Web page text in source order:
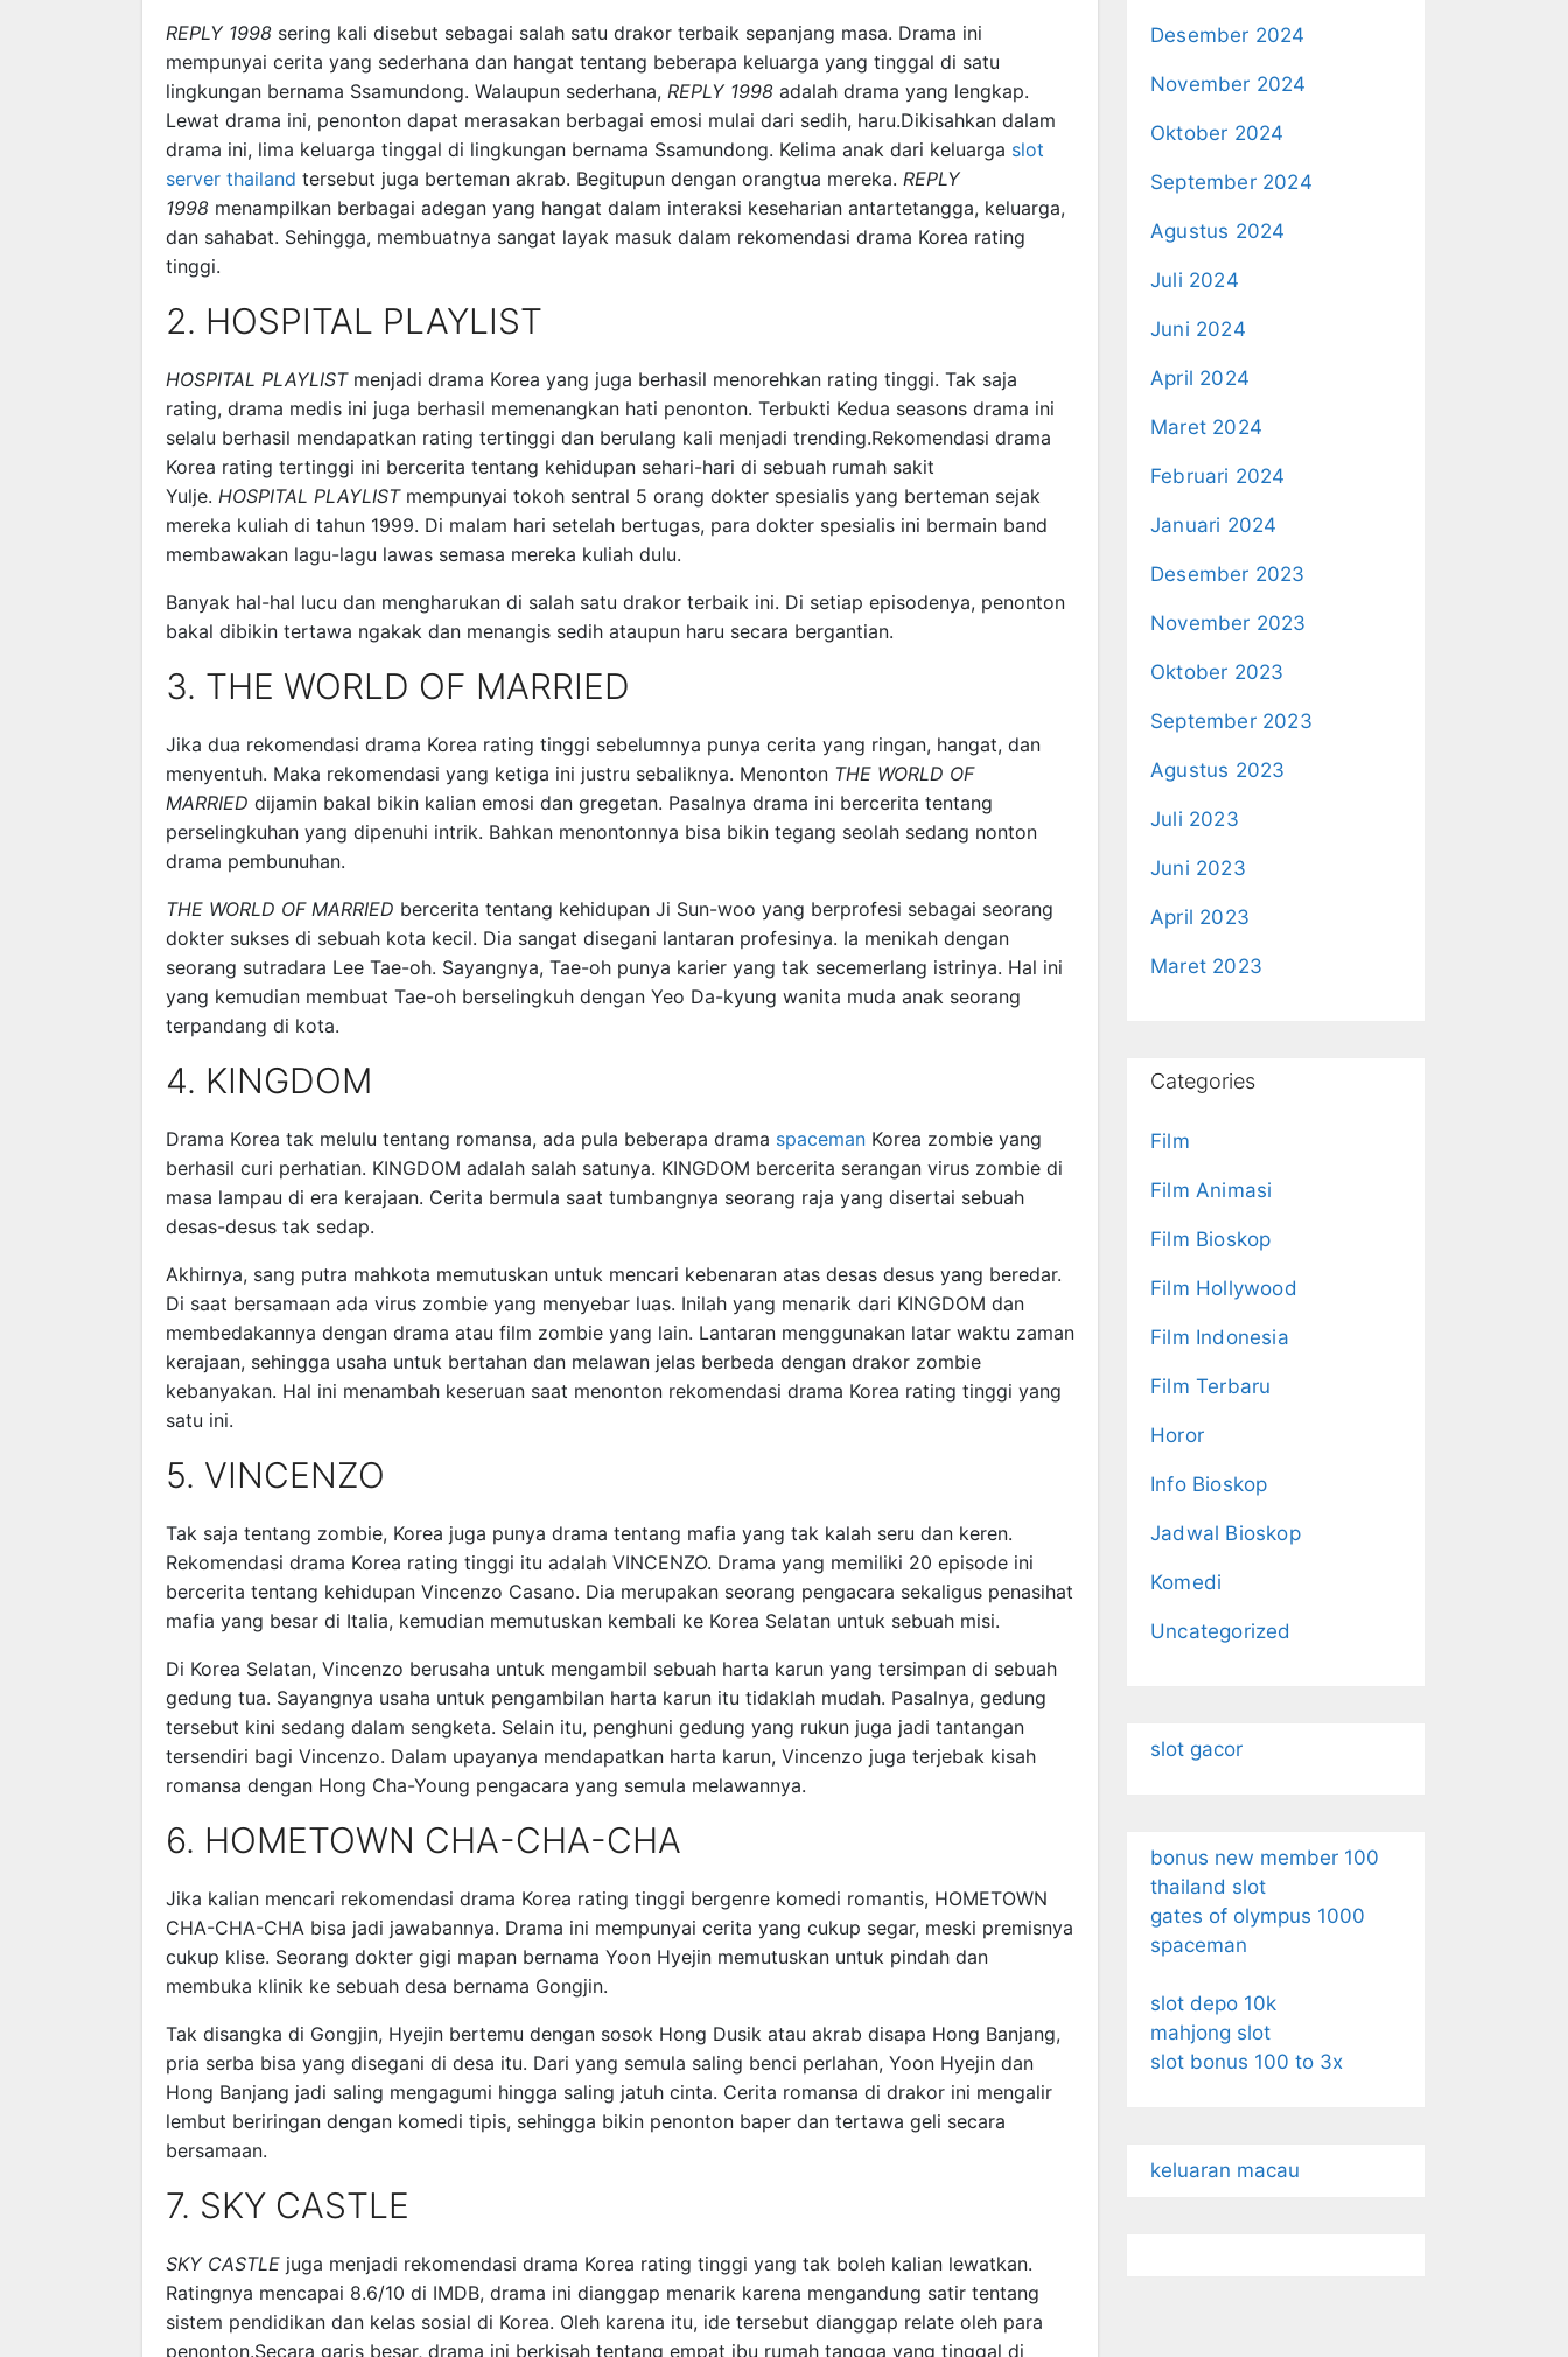
REPLY 1998 sering kali disebut sebagai salah satu drakor terbaik sepanjang masa. Drama ini
mempunyai cerita yang sederhana dan hangat tentang beberapa keluarga yang tinggal di satu
lingkungan bernama Ssamundong. Walaupun sederhana, REPLY 1998 adalah drama yang lengkap.
Lewat drama ini, penonton dapat merasakan berbagai emosi mulai dari sedih, haru.Dikisahkan dalam
drama ini, lima keluarga tinggal di lingkungan bernama Ssamundong. Kelima anak dari keluarga slot
server thailand tersebut juga berteman akrab. Begitupun dengan orangtua mereka. REPLY
1998 menampilkan berbagai adegan yang hangat dalam interaksi keseharian antartetangga, keluarga,
dan sahabat. Sehingga, membuatnya sangat layak masuk dalam rekomendasi drama Korea rating
tinggi.
2. HOSPITAL PLAYLIST
HOSPITAL PLAYLIST menjadi drama Korea yang juga berhasil menorehkan rating tinggi. Tak saja
rating, drama medis ini juga berhasil memenangkan hati penonton. Terbukti Kedua seasons drama ini
selalu berhasil mendapatkan rating tertinggi dan berulang kali menjadi trending.Rekomendasi drama
Korea rating tertinggi ini bercerita tentang kehidupan sehari-hari di sebuah rumah sakit
Yulje. HOSPITAL PLAYLIST mempunyai tokoh sentral 5 orang dokter spesialis yang berteman sejak
mereka kuliah di tahun 1999. Di malam hari setelah bertugas, para dokter spesialis ini bermain band
membawakan lagu-lagu lawas semasa mereka kuliah dulu.
Banyak hal-hal lucu dan mengharukan di salah satu drakor terbaik ini. Di setiap episodenya, penonton
bakal dibikin tertawa ngakak dan menangis sedih ataupun haru secara bergantian.
3. THE WORLD OF MARRIED
Jika dua rekomendasi drama Korea rating tinggi sebelumnya punya cerita yang ringan, hangat, dan
menyentuh. Maka rekomendasi yang ketiga ini justru sebaliknya. Menonton THE WORLD OF
MARRIED dijamin bakal bikin kalian emosi dan gregetan. Pasalnya drama ini bercerita tentang
perselingkuhan yang dipenuhi intrik. Bahkan menontonnya bisa bikin tegang seolah sedang nonton
drama pembunuhan.
THE WORLD OF MARRIED bercerita tentang kehidupan Ji Sun-woo yang berprofesi sebagai seorang
dokter sukses di sebuah kota kecil. Dia sangat disegani lantaran profesinya. Ia menikah dengan
seorang sutradara Lee Tae-oh. Sayangnya, Tae-oh punya karier yang tak secemerlang istrinya. Hal ini
yang kemudian membuat Tae-oh berselingkuh dengan Yeo Da-kyung wanita muda anak seorang
terpandang di kota.
4. KINGDOM
Drama Korea tak melulu tentang romansa, ada pula beberapa drama spaceman Korea zombie yang
berhasil curi perhatian. KINGDOM adalah salah satunya. KINGDOM bercerita serangan virus zombie di
masa lampau di era kerajaan. Cerita bermula saat tumbangnya seorang raja yang disertai sebuah
desas-desus tak sedap.
Akhirnya, sang putra mahkota memutuskan untuk mencari kebenaran atas desas desus yang beredar.
Di saat bersamaan ada virus zombie yang menyebar luas. Inilah yang menarik dari KINGDOM dan
membedakannya dengan drama atau film zombie yang lain. Lantaran menggunakan latar waktu zaman
kerajaan, sehingga usaha untuk bertahan dan melawan jelas berbeda dengan drakor zombie
kebanyakan. Hal ini menambah keseruan saat menonton rekomendasi drama Korea rating tinggi yang
satu ini.
5. VINCENZO
Tak saja tentang zombie, Korea juga punya drama tentang mafia yang tak kalah seru dan keren.
Rekomendasi drama Korea rating tinggi itu adalah VINCENZO. Drama yang memiliki 20 episode ini
bercerita tentang kehidupan Vincenzo Casano. Dia merupakan seorang pengacara sekaligus penasihat
mafia yang besar di Italia, kemudian memutuskan kembali ke Korea Selatan untuk sebuah misi.
Di Korea Selatan, Vincenzo berusaha untuk mengambil sebuah harta karun yang tersimpan di sebuah
gedung tua. Sayangnya usaha untuk pengambilan harta karun itu tidaklah mudah. Pasalnya, gedung
tersebut kini sedang dalam sengketa. Selain itu, penghuni gedung yang rukun juga jadi tantangan
tersendiri bagi Vincenzo. Dalam upayanya mendapatkan harta karun, Vincenzo juga terjebak kisah
romansa dengan Hong Cha-Young pengacara yang semula melawannya.
6. HOMETOWN CHA-CHA-CHA
Jika kalian mencari rekomendasi drama Korea rating tinggi bergenre komedi romantis, HOMETOWN
CHA-CHA-CHA bisa jadi jawabannya. Drama ini mempunyai cerita yang cukup segar, meski premisnya
cukup klise. Seorang dokter gigi mapan bernama Yoon Hyejin memutuskan untuk pindah dan
membuka klinik ke sebuah desa bernama Gongjin.
Tak disangka di Gongjin, Hyejin bertemu dengan sosok Hong Dusik atau akrab disapa Hong Banjang,
pria serba bisa yang disegani di desa itu. Dari yang semula saling benci perlahan, Yoon Hyejin dan
Hong Banjang jadi saling mengagumi hingga saling jatuh cinta. Cerita romansa di drakor ini mengalir
lembut beriringan dengan komedi tipis, sehingga bikin penonton baper dan tertawa geli secara
bersamaan.
7. SKY CASTLE
SKY CASTLE juga menjadi rekomendasi drama Korea rating tinggi yang tak boleh kalian lewatkan.
Ratingnya mencapai 8.6/10 di IMDB, drama ini dianggap menarik karena mengandung satir tentang
sistem pendidikan dan kelas sosial di Korea. Oleh karena itu, ide tersebut dianggap relate oleh para
penonton.Secara garis besar, drama ini berkisah tentang empat ibu rumah tangga yang tinggal di
Desember 2024
November 2024
Oktober 2024
September 2024
Agustus 2024
Juli 2024
Juni 2024
April 2024
Maret 2024
Februari 2024
Januari 2024
Desember 2023
November 2023
Oktober 2023
September 2023
Agustus 2023
Juli 2023
Juni 2023
April 2023
Maret 2023
Categories
Film
Film Animasi
Film Bioskop
Film Hollywood
Film Indonesia
Film Terbaru
Horor
Info Bioskop
Jadwal Bioskop
Komedi
Uncategorized
slot gacor
bonus new member 100
thailand slot
gates of olympus 1000
spaceman
slot depo 10k
mahjong slot
slot bonus 100 to 3x
keluaran macau